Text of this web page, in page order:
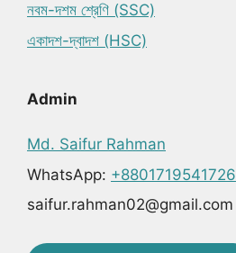
নবম-দশম শ্রেণি (SSC)
একাদশ-দ্বাদশ (HSC)
Admin
Md. Saifur Rahman
WhatsApp: +8801719541726
saifur.rahman02@gmail.com